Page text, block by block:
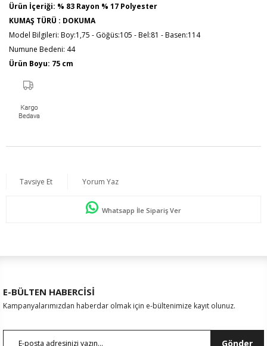
Ürün İçeriği: % 83 Rayon % 17 Polyester
KUMAŞ TÜRÜ : DOKUMA
Model Bilgileri: Boy:1,75 - Göğüs:105 - Bel:81 - Basen:114
Numune Bedeni: 44
Ürün Boyu: 75 cm
Tavsiye Et Yorum Yaz
Whatsapp İle Sipariş Ver
E-BÜLTEN HABERCİSİ
Kampanyalarımızdan haberdar olmak için e-bültenimize kayıt olunuz.
Gönder